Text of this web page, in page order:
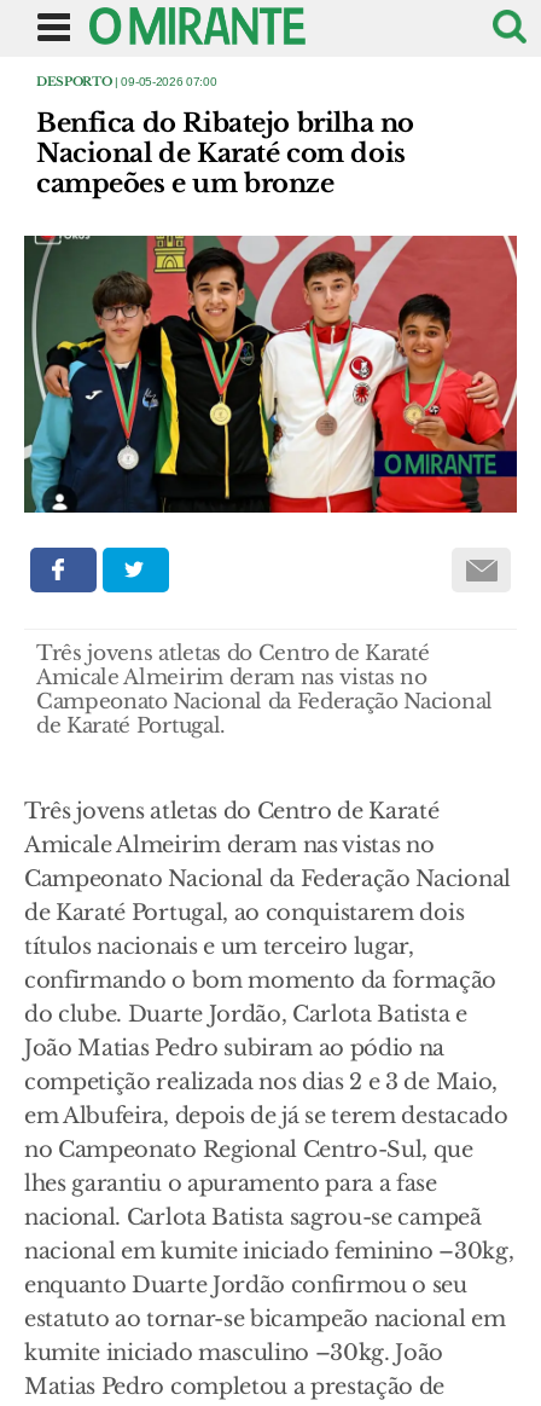
DESPORTO| 09-05-2026 07:00
Benfica do Ribatejo brilha no
Nacional de Karaté com dois
campeões e um bronze
Três jovens atletas do Centro de Karaté
Amicale Almeirim deram nas vistas no
Campeonato Nacional da Federação Nacional
de Karaté Portugal.
Três jovens atletas do Centro de Karaté
Amicale Almeirim deram nas vistas no
Campeonato Nacional da Federação Nacional
de Karaté Portugal, ao conquistarem dois
títulos nacionais e um terceiro lugar,
confirmando o bom momento da formação
do clube. Duarte Jordão, Carlota Batista e
João Matias Pedro subiram ao pódio na
competição realizada nos dias 2 e 3 de Maio,
em Albufeira, depois de já se terem destacado
no Campeonato Regional Centro-Sul, que
lhes garantiu o apuramento para a fase
nacional. Carlota Batista sagrou-se campeã
nacional em kumite iniciado feminino –30kg,
enquanto Duarte Jordão confirmou o seu
estatuto ao tornar-se bicampeão nacional em
kumite iniciado masculino –30kg. João
Matias Pedro completou a prestação de